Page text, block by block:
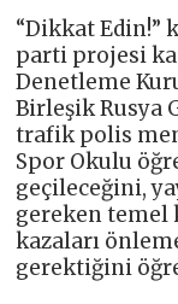
“Dikkat Edin!”
parti projesi
Denetleme
Birleşik Rusya
trafik polis
Spor Okulu
geçileceğini,
gereken temel
kazaları
gerektiğini